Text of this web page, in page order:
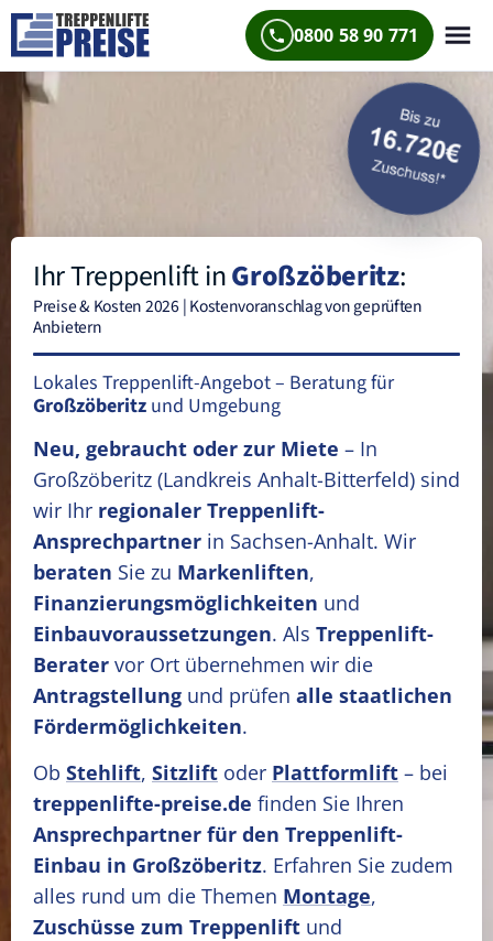
0800 58 90 771
Ihr Treppenlift inGroßzöberitz:
Preise & Kosten 2026 | Kostenvoranschlag von geprüften
Anbietern
Lokales Treppenlift-Angebot – Beratung für
Großzöberitz und Umgebung
Neu, gebraucht oder zur Miete – In
Großzöberitz (Landkreis Anhalt-Bitterfeld) sind
wir Ihr regionaler Treppenlift-
Ansprechpartner in Sachsen-Anhalt. Wir
beraten Sie zu Markenliften,
Finanzierungsmöglichkeiten und
Einbauvoraussetzungen. Als Treppenlift-
Berater vor Ort übernehmen wir die
Antragstellung und prüfen alle staatlichen
Fördermöglichkeiten.
Ob Stehlift, Sitzlift oder Plattformlift – bei
treppenlifte-preise.de finden Sie Ihren
Ansprechpartner für den Treppenlift-
Einbau in Großzöberitz. Erfahren Sie zudem
alles rund um die Themen Montage,
Zuschüsse zum Treppenlift und